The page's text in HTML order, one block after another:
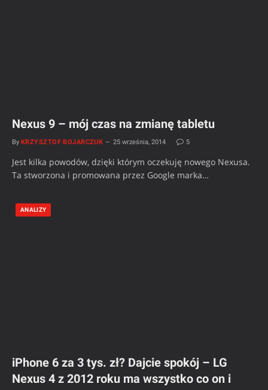
Nexus 9 – mój czas na zmianę tabletu
By KRZYSZTOF BOJARCZUK 25 września, 2014 5
Jest kilka powodów, dzięki którym oczekuję nowego Nexusa.
Ta stworzona i promowana przez Google marka…
ANALIZY
iPhone 6 za 3 tys. zł? Dajcie spokój – LG
Nexus 4 z 2012 roku ma wszystko co on i